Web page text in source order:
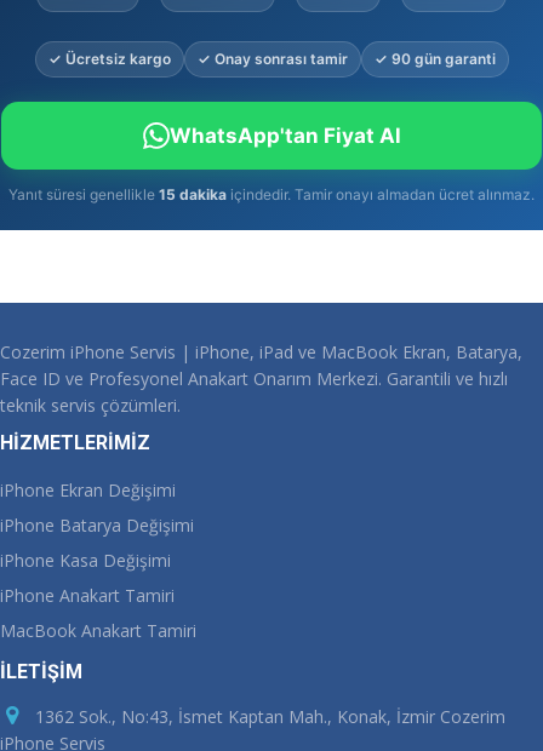
✓ Ücretsiz kargo ✓ Onay sonrası tamir ✓ 90 gün garanti
WhatsApp'tan Fiyat Al
Yanıt süresi genellikle 15 dakika içindedir. Tamir onayı almadan ücret alınmaz.
Cozerim iPhone Servis | iPhone, iPad ve MacBook Ekran, Batarya,
Face ID ve Profesyonel Anakart Onarım Merkezi. Garantili ve hızlı
teknik servis çözümleri.
HİZMETLERİMİZ
iPhone Ekran Değişimi
iPhone Batarya Değişimi
iPhone Kasa Değişimi
iPhone Anakart Tamiri
MacBook Anakart Tamiri
İLETİŞİM
1362 Sok., No:43, İsmet Kaptan Mah., Konak, İzmir Cozerim
iPhone Servis